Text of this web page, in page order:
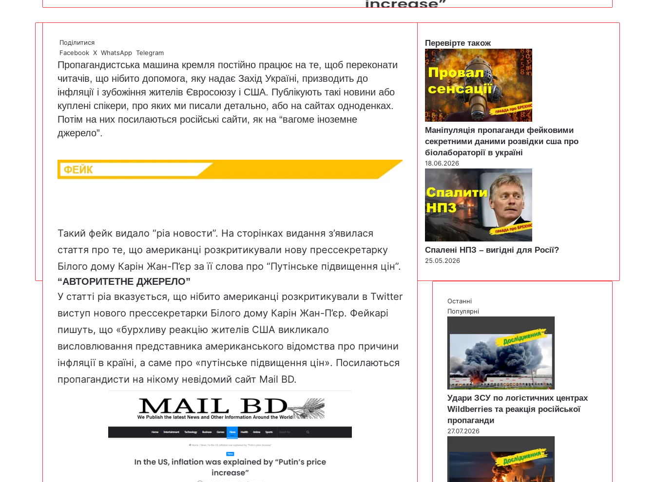
Поділитися
Facebook X WhatsApp Telegram
Пропагандистська машина кремля постійно працює на те, щоб переконати
читачів, що нібито допомога, яку надає Захід Україні, призводить до
інфляції і зубожіння жителів Євросоюзу і США. Публікують такі новини або
куплені спікери, про яких ми писали детально, або на сайтах одноденках.
Потім на них посилаються російські сайти, як на “вагоме іноземне
джерело”.
Такий фейк видало “ріа новости”. На сторінках видання з’явилася
стаття про те, що американці розкритикували нову прессекретарку
Білого дому Карін Жан-П’єр за її слова про “Путінське підвищення цін”.
“АВТОРИТЕТНЕ ДЖЕРЕЛО”
У статті ріа вказується, що нібито американці розкритикували в Twitter
виступ нового прессекретарки Білого дому Карін Жан-П’єр. Фейкарі
пишуть, що «бурхливу реакцію жителів США викликало
висловлювання представника американського відомства про причини
інфляції в країні, а саме про «путінське підвищення цін». Посилаються
пропагандисти на нікому невідомий сайт Mail BD.
Перевірте також
C
l
s
e
Маніпуляція пропаганди фейковими
секретними даними розвідки сша про
біолабораторії в україні
18.06.2026
Спалені НПЗ – вигідні для Росії?
25.05.2026
Останні
Популярні
Удари ЗСУ по логістичних центрах
Wildberries та реакція російської
пропаганди
27.07.2026